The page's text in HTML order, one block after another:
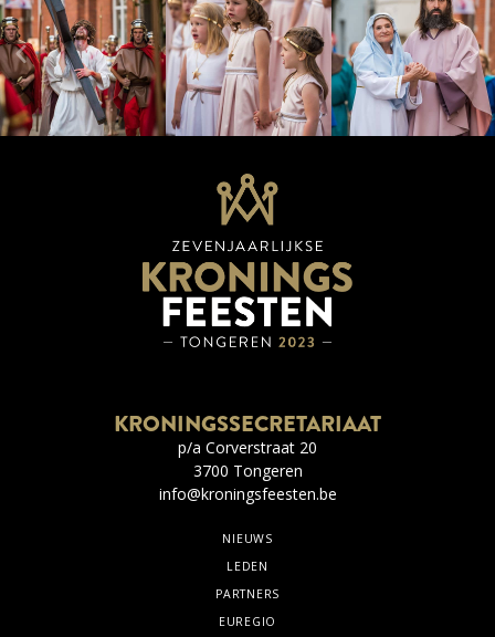
KRONINGSSECRETARIAAT
p/a Corverstraat 20
3700 Tongeren
info@kroningsfeesten.be
NIEUWS
LEDEN
PARTNERS
EUREGIO